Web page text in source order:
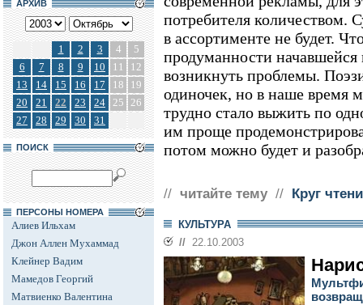
АРХИВ
1 2 3 4
5
6
7 8 9 10 11
12
13
14 15 16 17 18
19
20
21 22 23 24 25 26
27
28 29 30 31
ПОИСК
ПЕРСОНЫ НОМЕРА
Алиев Ильхам
Джон Аллен Мухаммад
Клейнер Вадим
Мамедов Георгий
Матвиенко Валентина
потребителя количеством.
в ассортименте не будет.
продуманности начавшейся
возникнуть проблемы.
одиночек, но в наше время
трудно стало выжить по
им проще
потом можно будет и
// читайте тему // Круг
КУЛЬТУРА
// 22.10.2003